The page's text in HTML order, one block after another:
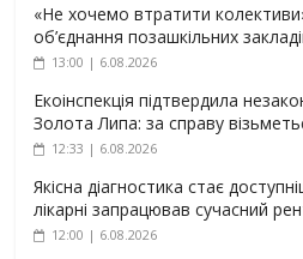
«Не хочемо втратити
об’єднання позашкільних
13:00 | 6.08.2026
Екоінспекція підтвердила
Золота Липа: за справу
12:33 | 6.08.2026
Якісна діагностика стає
лікарні запрацював сучасний
12:00 | 6.08.2026